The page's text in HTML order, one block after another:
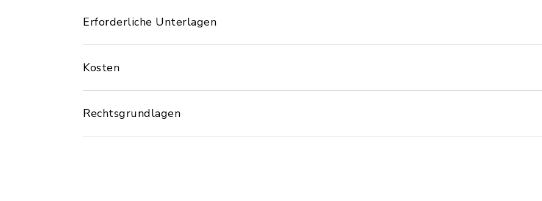
Erforderliche Unterlagen
Kosten
Rechtsgrundlagen